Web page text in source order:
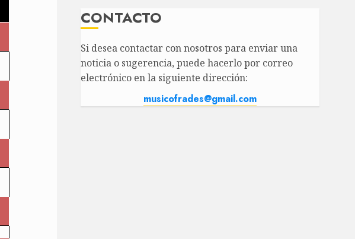
CONTACTO
Si desea contactar con nosotros para enviar una
noticia o sugerencia, puede hacerlo por correo
electrónico en la siguiente dirección:
musicofrades@gmail.com